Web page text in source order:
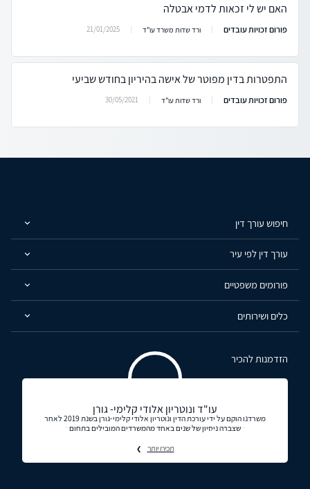
האם יש לי זכאות לדמי אבטלה
פורום זכויות עובדים ורד שדות משרד עו"ד 21/01/2025
התפטרות בדין מפוטר של אישה בהיריון בחודש שביעי
פורום זכויות עובדים ורד שדות עו"ד 30/05/2021
חיפוש עורך דין
עורך דין לפי עיר
פורומים משפטיים
כלים ושירותים
הזדמנות להכיר
עו"ד ונוטריון אלודי קלימי- גורן
משרדנו הוקם על ידי עורכת הדין ונוטריון אלודי קלימי-גורן בשנת 2019 לאחר
שצברה ניסיון של שנים באחד מהמשרדים המובילים בתחום
תכירו יותר